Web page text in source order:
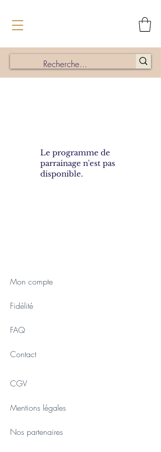
Le programme de
parrainage n'est pas
disponible.
Mon compte
Fidélité
FAQ
Contact
CGV
Mentions légales
Nos partenaires